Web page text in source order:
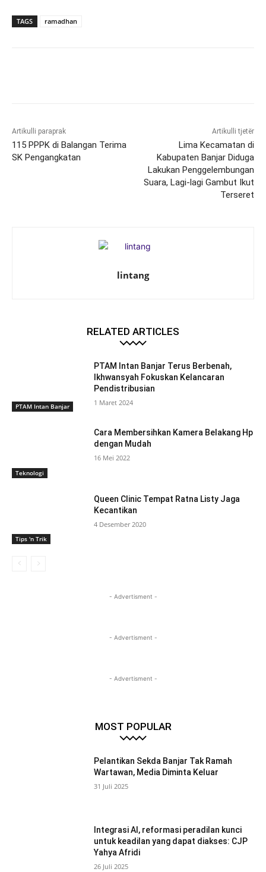
TAGS ramadhan
Artikulli paraprak
115 PPPK di Balangan Terima
SK Pengangkatan
Artikulli tjetër
Lima Kecamatan di
Kabupaten Banjar Diduga
Lakukan Penggelembungan
Suara, Lagi-lagi Gambut Ikut
Terseret
lintang
RELATED ARTICLES
PTAM Intan Banjar
PTAM Intan Banjar Terus Berbenah,
Ikhwansyah Fokuskan Kelancaran
Pendistribusian
1 Maret 2024
Teknologi
Cara Membersihkan Kamera Belakang Hp
dengan Mudah
16 Mei 2022
Tips 'n Trik
Queen Clinic Tempat Ratna Listy Jaga
Kecantikan
4 Desember 2020
- Advertisment -
- Advertisment -
- Advertisment -
MOST POPULAR
Pelantikan Sekda Banjar Tak Ramah
Wartawan, Media Diminta Keluar
31 Juli 2025
Integrasi AI, reformasi peradilan kunci
untuk keadilan yang dapat diakses: CJP
Yahya Afridi
26 Juli 2025